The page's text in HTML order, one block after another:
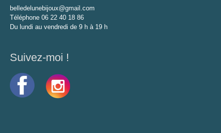
belledelunebijoux@gmail.com
Téléphone 06 22 40 18 86
Du lundi au vendredi de 9 h à 19 h
Suivez-moi !